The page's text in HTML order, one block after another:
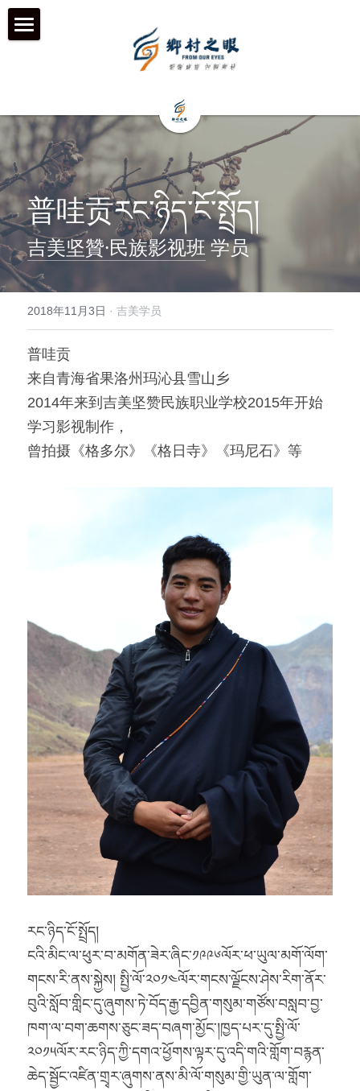
关于我们
何为「乡村之眼」
我们的历程
团队成员
机构声明
工作伙伴 & 项目 & 宣传片
在地合作组织
乡村拍客-影行者
机构项目&项目宣传片
历年影像
媒体聚焦
支持我们
机构服务品牌
「乡眼」影像库 及 员工通道
「荧光计划」公益放映
「乡野之路」田野基地
「澜湄之眼」东南亚影像交流平台
「北门回望」现代遇见乡土对话系列
普哇贡རང་ཉིད་ངོ་སྤྲོད།
吉美坚贊·民族影视班 学员
2018年11月3日 · 吉美学员
普哇贡
来自青海省果洛州玛沁县雪山乡
2014年来到吉美坚赞民族职业学校2015年开始
学习影视制作，
曾拍摄《格多尔》《格日寺》《玛尼石》等
རང་ཉིད་ངོ་སྤྲོད།
ངའི་མིང་ལ་ཕུར་བ་མགོན་ཟེར་ཞིང་༡༩༩༦ལོར་ཕ་ཡུལ་མགོ་ལོག་
གངས་རི་ནས་སྐྱེས། སྤྱི་ལོ་༢༠༡༤ལོར་གངས་ལྗོངས་ཤེས་རིག་ནོར་
བུའི་སློབ་གླིང་དུ་ཞུགས་ཏེ་བོད་རྒྱ་དབྱིན་གསུམ་གཙོས་བསླབ་བྱ་
ཁག་ལ་བག་ཆགས་ཅུང་ཟད་བཞག་མྱོང་།ཁྱད་པར་དུ་སྤྱི་ལོ་
༢༠༡༥ལོར་རང་ཉིད་ཀྱི་དགའ་ཕྱོགས་ལྟར་དུ་འདི་གའི་གློག་བརྙན་
ཆེད་སྦྱོང་འཛིན་གྲྭར་ཞུགས་ནས་མི་ལོ་གསུམ་གྱི་ཡུན་ལ་གློག་